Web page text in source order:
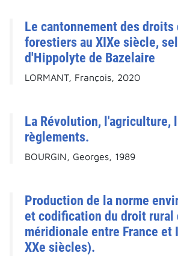
Le cantonnement des droits
forestiers au XIXe siècle,
d'Hippolyte de Bazelaire
LORMANT, François, 2020
La Révolution, l'agriculture,
règlements.
BOURGIN, Georges, 1989
Production de la norme
et codification du droit rural
méridionale entre France et
XXe siècles).